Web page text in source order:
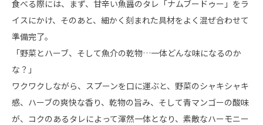
食べる際には、まず、甘辛い魚醤のタレ「ナムブードゥー」をラ
イスにかけ、そのあと、細かく刻まれた具材をよく混ぜ合わせて
準備完了。
「野菜とハーブ、そして魚介の乾物…一体どんな味になるのか
な？」
ワクワクしながら、スプーンを口に運ぶと、野菜のシャキシャキ
感、ハーブの爽快な香り、乾物の旨み、そして青マンゴーの酸味
が、コクのあるタレによって渾然一体となり、素敵なハーモニー